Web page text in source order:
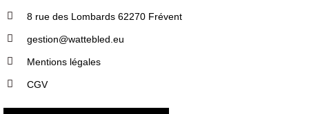
8 rue des Lombards 62270 Frévent
gestion@wattebled.eu
Mentions légales
CGV